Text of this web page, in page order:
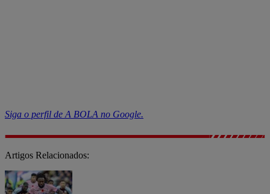
Siga o perfil de A BOLA no Google.
Artigos Relacionados: